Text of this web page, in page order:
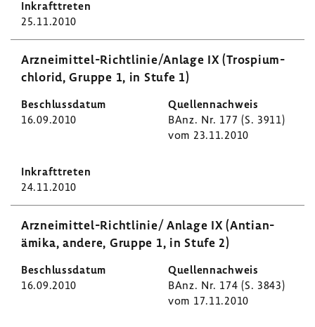
25.11.2010
Arzneimittel-​Richtlinie/Anlage IX (Trospi­um­
chlorid, Gruppe 1, in Stufe 1)
16.09.2010
BAnz. Nr. 177 (S. 3911)
vom 23.11.2010
24.11.2010
Arzneimittel-​Richtlinie/ Anlage IX (Anti­an­
ämika, andere, Gruppe 1, in Stufe 2)
16.09.2010
BAnz. Nr. 174 (S. 3843)
vom 17.11.2010